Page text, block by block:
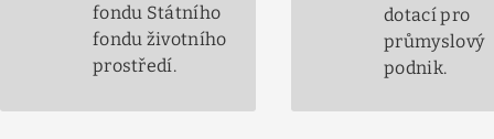
fondu Státního
fondu životního
prostředí.
dotací pro
průmyslový
podnik.